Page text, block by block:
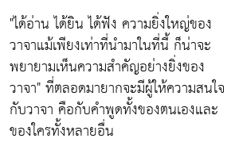
"ได้อ่าน ได้ยิน ได้ฟัง ความยิ่งใหญ่ของ
วาจาแม้เพียงเท่าที่นำมาในที่นี้ ก็น่าจะ
พยายามเห็นความสำคัญอย่างยิ่งของ
วาจา"ที่ตลอดมายากจะมีผู้ให้ความสนใจ
กับวาจา คือกับคำพูดทั้งของตนเองและ
ของใครทั้งหลายอื่น